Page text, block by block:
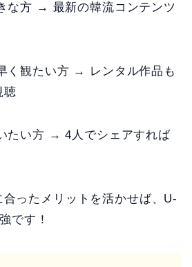
な方 → 最新の韓流コンテンツ
く観たい方 → レンタル作品も
聴
たい方 → 4人でシェアすれば
ったメリットを活かせば、U-
です！